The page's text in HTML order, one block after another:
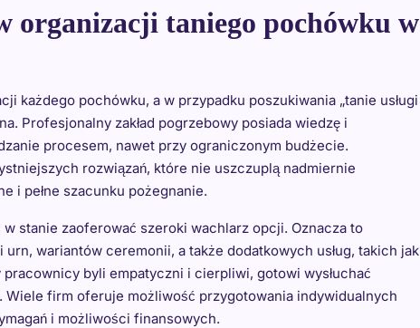
organizacji taniego pochówku w
każdego pochówku, a w przypadku poszukiwania „tanie usługi
Profesjonalny zakład pogrzebowy posiada wiedzę i
procesem, nawet przy ograniczonym budżecie.
rozwiązań, które nie uszczuplą nadmiernie
i pełne szacunku pożegnanie.
stanie zaoferować szeroki wachlarz opcji. Oznacza to
wariantów ceremonii, a także dodatkowych usług, takich jak
byli empatyczni i cierpliwi, gotowi wysłuchać
firm oferuje możliwość przygotowania indywidualnych
i możliwości finansowych.